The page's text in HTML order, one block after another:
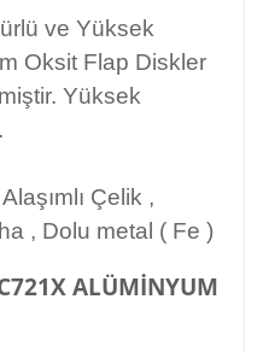
ve Yüksek
Oksit Flap Diskler
Yüksek
Çelik ,
, Dolu metal ( Fe )
ALÜMİNYUM